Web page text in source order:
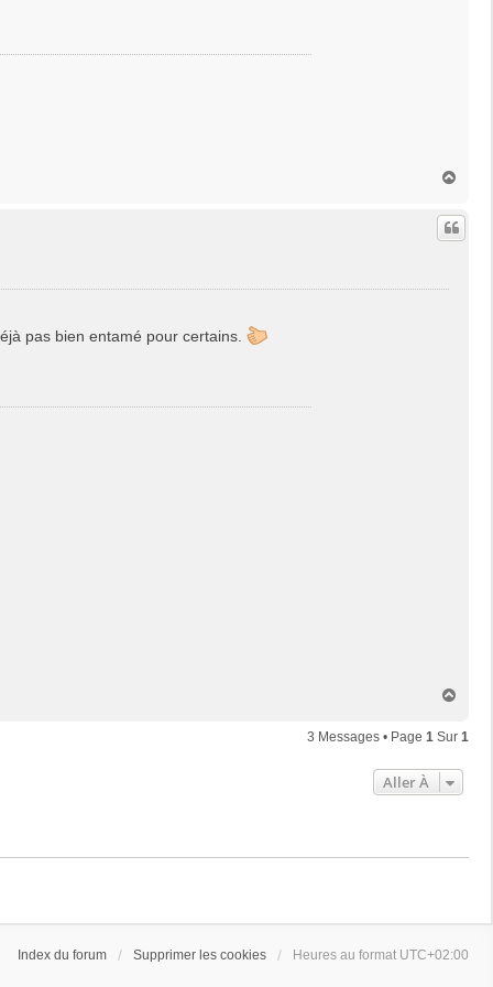
u
pas bien entamé pour certains.
u
t
3 Messages • Page 1 Sur 1
Aller À
Index du forum Supprimer les cookies Heures au format UTC+02:00